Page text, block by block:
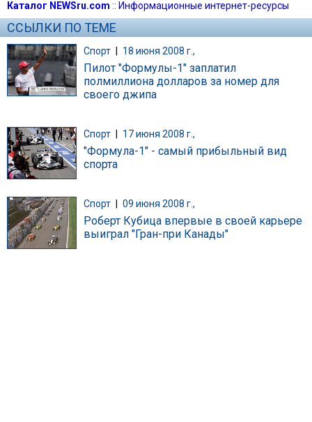
Каталог NEWSru.com :: Информационные интернет-ресурсы
ССЫЛКИ ПО ТЕМЕ
Спорт | 18 июня 2008 г.,
Пилот "Формулы-1" заплатил
полмиллиона долларов за номер для
своего джипа
Спорт 17 июня 2008 г.,
"Формула-1" - самый прибыльный вид
спорта
Спорт 09 июня 2008 г.,
Роберт Кубица впервые в своей карьере
выиграл "Гран-при Канады"